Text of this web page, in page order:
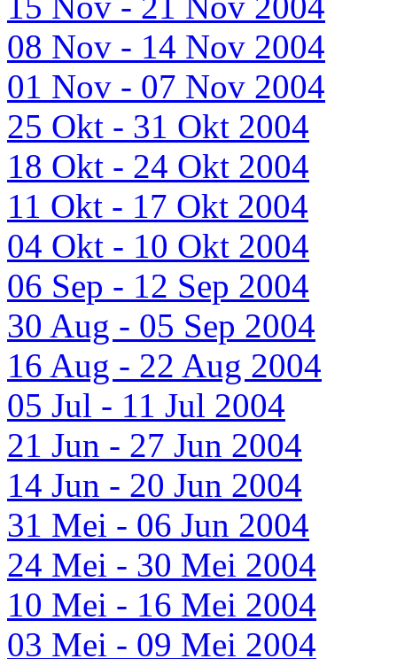
08 Nov - 14 Nov 2004
01 Nov - 07 Nov 2004
25 Okt - 31 Okt 2004
18 Okt - 24 Okt 2004
11 Okt - 17 Okt 2004
04 Okt - 10 Okt 2004
06 Sep - 12 Sep 2004
30 Aug - 05 Sep 2004
16 Aug - 22 Aug 2004
05 Jul - 11 Jul 2004
21 Jun - 27 Jun 2004
14 Jun - 20 Jun 2004
31 Mei - 06 Jun 2004
24 Mei - 30 Mei 2004
10 Mei - 16 Mei 2004
03 Mei - 09 Mei 2004